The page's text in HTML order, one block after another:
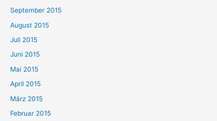
September 2015
August 2015
Juli 2015
Juni 2015
Mai 2015
April 2015
März 2015
Februar 2015